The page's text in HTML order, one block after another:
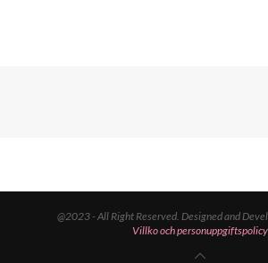
@2023 - All Right Reserved. Designed and
Villko och personuppgiftspolicy